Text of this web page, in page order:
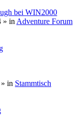
bei WIN2000
» in Adventure Forum
in Stammtisch